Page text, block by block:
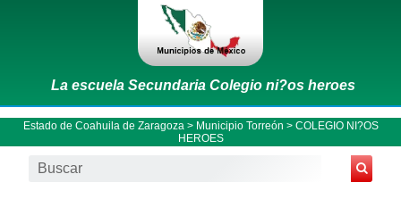
La escuela Secundaria Colegio ni?os heroes
Estado de Coahuila de Zaragoza > Municipio Torreón > COLEGIO NI?OS
HEROES